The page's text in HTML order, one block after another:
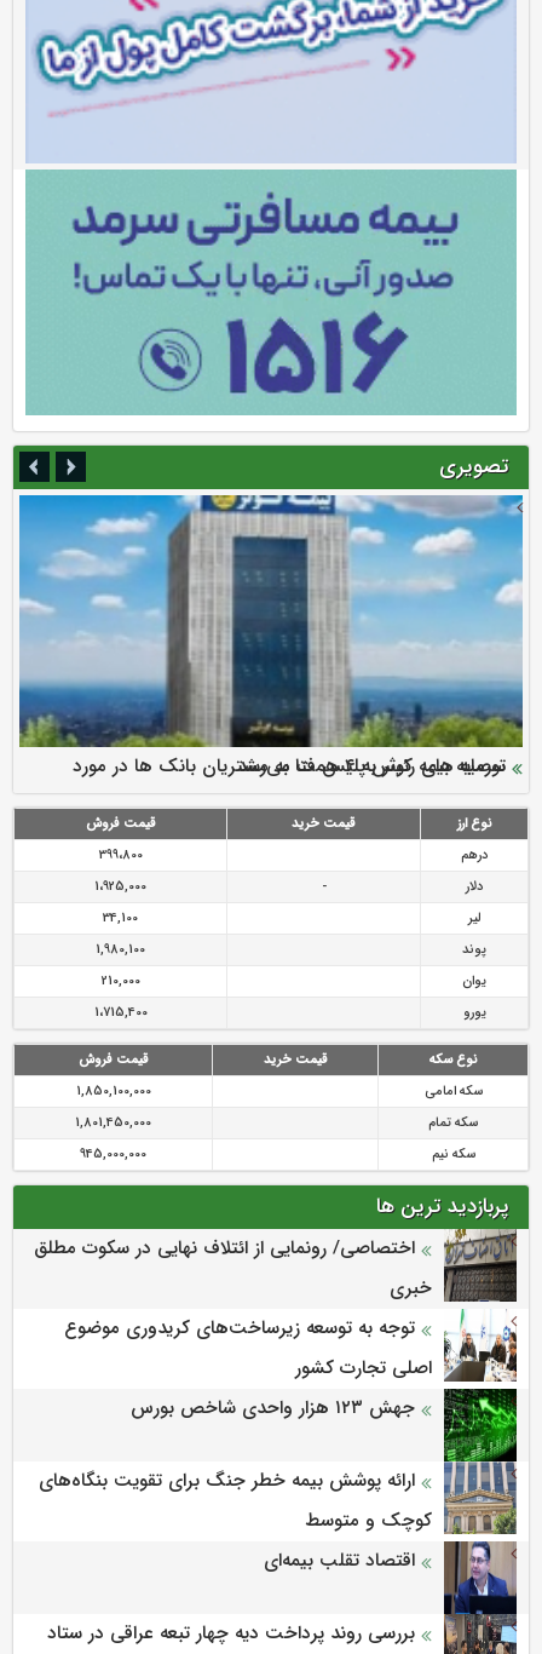
تصویری
ارزش سهام عدالت بالا رفت
سرمایه بیمه کوثر به ۴ همت می‌رسد
نود ثانیه با فولاد سنگان
تقدیر دبیرکل سندیکای بیمه گران ایران از اقدامات مدیرعامل بیمه
رازی
توصیه های رئیس پلیس فتا به مشتریان بانک ها در مورد
پیشگیری از سرقت های مجازی
نوع ارز قیمت خرید
قیمت فروش
درهم
399،800
دلار
-
1،925,000
لیر
34,100
پوند
1,980,100
یوان
210,000
یورو
1،715,400
نوع سکه قیمت خرید
قیمت فروش
سکه امامی
1,850,100,000
سکه تمام
1,801,450,000
سکه نیم
945,000,000
پربازدید ترین ها
اختصاصی/ رونمایی از ائتلاف‌ نهایی در سکوت مطلق
خبری
توجه به توسعه زیرساخت‌های کریدوری موضوع
اصلی تجارت کشور
جهش ۱۲۳ هزار واحدی شاخص بورس
ارائه پوشش بیمه خطر جنگ برای تقویت بنگاه‌های
کوچک و متوسط
اقتصاد تقلب بیمه‌ای
بررسی روند پرداخت دیه چهار تبعه عراقی در ستاد